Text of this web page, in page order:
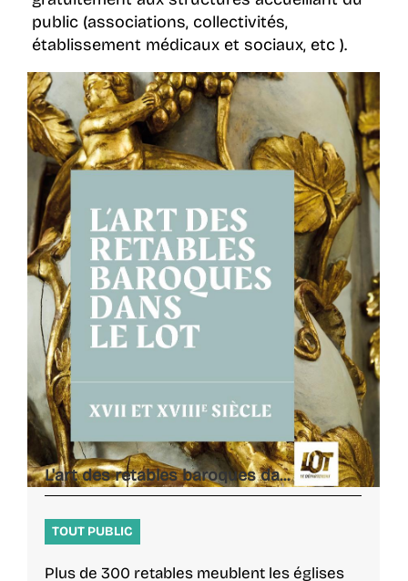
public (associations, collectivités,
établissement médicaux et sociaux, etc ).
L'art des retables baroques da...
TOUT PUBLIC
Plus de 300 retables meublent les églises